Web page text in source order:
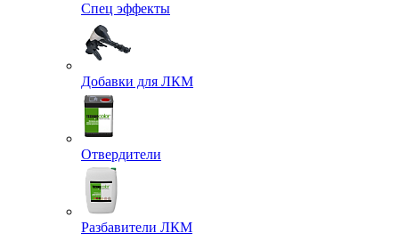
Спец эффекты
Добавки для ЛКМ
Отвердители
Разбавители ЛКМ